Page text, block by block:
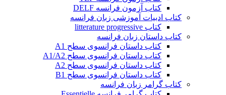
کتاب آزمون فرانسه DELF
کتاب ادبیات آموزشی زبان فرانسه
کتاب litterature progressive
کتاب داستان زبان فرانسه
کتاب داستان فرانسوی سطح A1
کتاب داستان فرانسوی سطح A1/A2
کتاب داستان فرانسوی سطح A2
کتاب داستان فرانسوی سطح B1
کتاب گرامر زبان فرانسه